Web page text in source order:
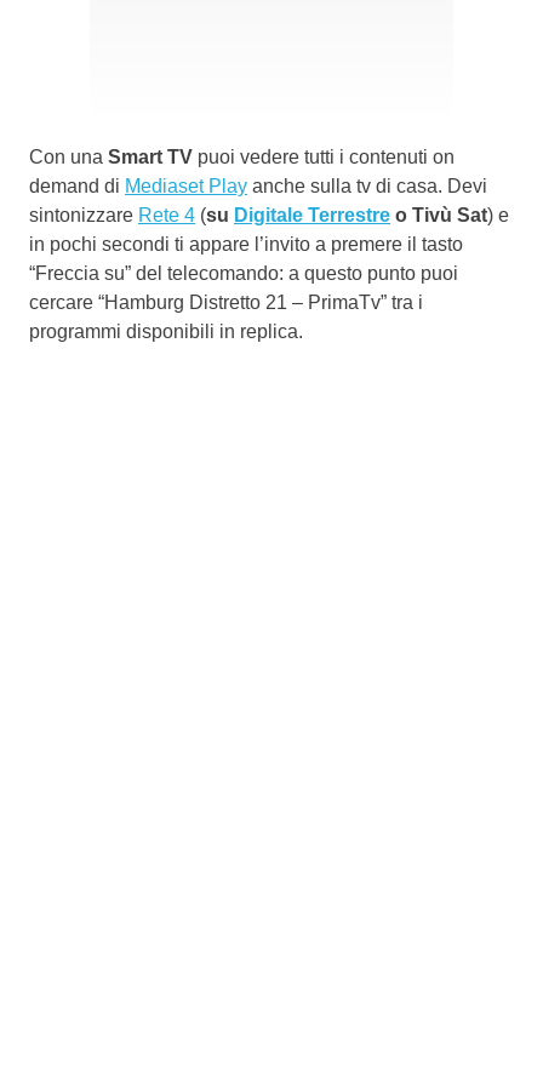
Con una Smart TV puoi vedere tutti i contenuti on
demand di Mediaset Play anche sulla tv di casa. Devi
sintonizzare Rete 4 (su Digitale Terrestre o Tivù Sat) e
in pochi secondi ti appare l’invito a premere il tasto
“Freccia su” del telecomando: a questo punto puoi
cercare “Hamburg Distretto 21 – PrimaTv” tra i
programmi disponibili in replica.